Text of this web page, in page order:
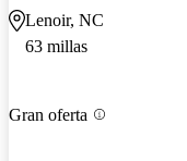
Lenoir, NC
63 millas
Gran oferta